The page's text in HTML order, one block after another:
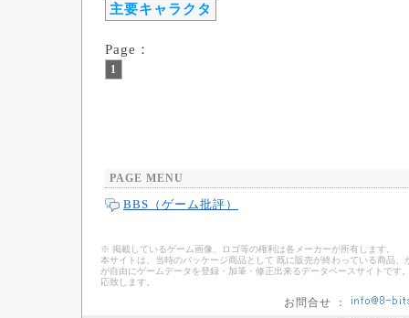
主要キャラクタ
Page：
1
PAGE MENU
BBS（ゲーム批評）
※ 掲載しているゲーム画像、ロゴ等の権利は各メーカーが所有します。
本サイトは、当時のパッケージ商品として 既に販売が終わっている商品
が自由にゲームデータを登録・加筆・修正出来るデータベースサイトで
応致します。
お問合せ ：